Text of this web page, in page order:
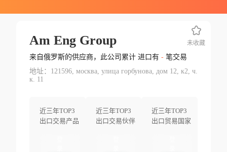
Am Eng Group
来自俄罗斯的供应商，此公司累计 进口有 -笔交易
地址：121596, москва, улица горбунова, дом 12, к2, ч.
к. 11
近三年TOP3
出口交易产品
近三年TOP3
出口交易伙伴
近三年TOP3
出口贸易国家
未收藏